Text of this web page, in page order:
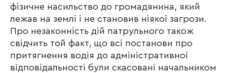
фізичне насильство до громадянина, який
лежав на землі і не становив ніякої загрози.
Про незаконність дій патрульного також
свідчить той факт, що всі постанови про
притягнення водія до адміністративної
відповідальності були скасовані начальником